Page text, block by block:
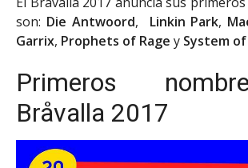
son: Die Antwoord, Linkin Park,
Garrix, Prophets of Rage y System
Primeros
Bråvalla 2017